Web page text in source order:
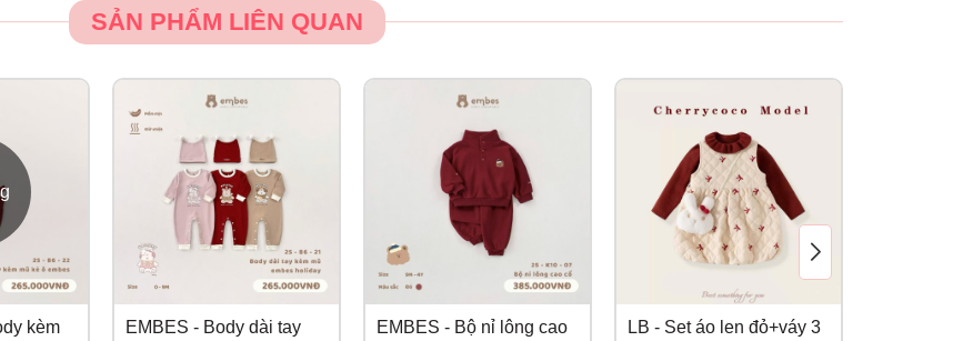
SẢN PHẨM LIÊN QUAN
kèm
EMBES - Body dài tay
EMBES - Bộ nỉ lông cao
LB - Set áo len đỏ+váy 3